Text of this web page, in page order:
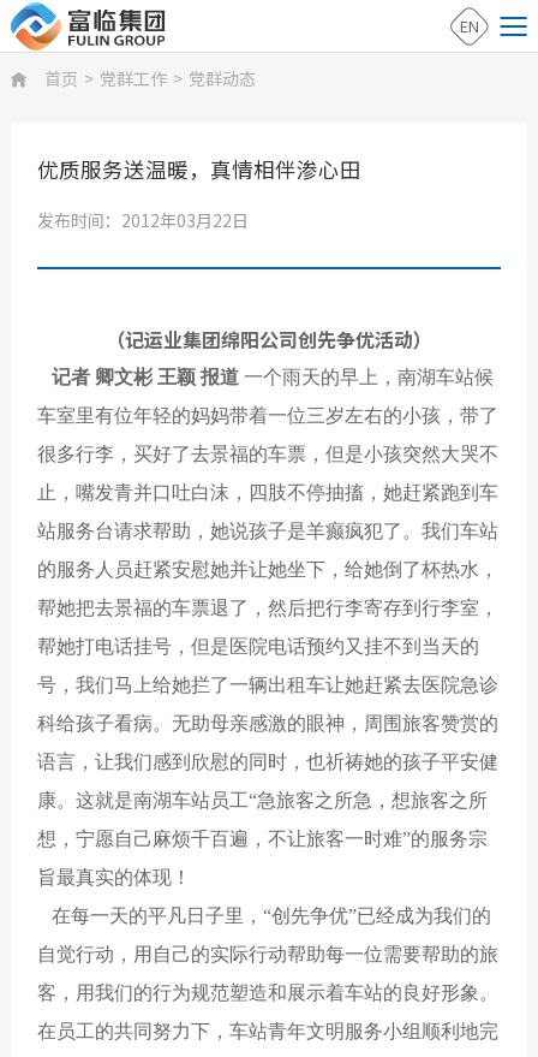
EN
 首页 > 党群工作 > 党群动态
优质服务送温暖，真情相伴渗心田
发布时间：2012年03月22日
（记运业集团绵阳公司创先争优活动）
记者 卿文彬 王颖 报道 一个雨天的早上，南湖车站候
车室里有位年轻的妈妈带着一位三岁左右的小孩，带了
很多行李，买好了去景福的车票，但是小孩突然大哭不
止，嘴发青并口吐白沫，四肢不停抽搐，她赶紧跑到车
站服务台请求帮助，她说孩子是羊癫疯犯了。我们车站
的服务人员赶紧安慰她并让她坐下，给她倒了杯热水，
帮她把去景福的车票退了，然后把行李寄存到行李室，
帮她打电话挂号，但是医院电话预约又挂不到当天的
号，我们马上给她拦了一辆出租车让她赶紧去医院急诊
科给孩子看病。无助母亲感激的眼神，周围旅客赞赏的
语言，让我们感到欣慰的同时，也祈祷她的孩子平安健
康。这就是南湖车站员工“急旅客之所急，想旅客之所
想，宁愿自己麻烦千百遍，不让旅客一时难”的服务宗
旨最真实的体现！
在每一天的平凡日子里，“创先争优”已经成为我们的
自觉行动，用自己的实际行动帮助每一位需要帮助的旅
客，用我们的行为规范塑造和展示着车站的良好形象。
在员工的共同努力下，车站青年文明服务小组顺利地完